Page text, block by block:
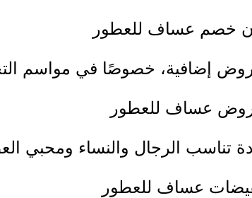
خصم عساف للعطور
إضافية، خصوصًا في مواسم
عساف للعطور
الرجال والنساء ومحبي
عساف للعطور